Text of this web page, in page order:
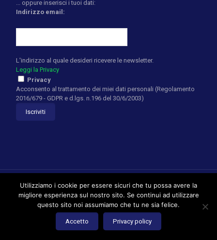
... oppure inserisci i tuoi dati:
Indirizzo email:
L'indirizzo al quale desideri ricevere le newsletter.
Leggi la Privacy
Privacy
Acconsento al trattamento dei miei dati personali (Regolamento
2016/679 - GDPR e d.lgs. n.196 del 30/6/2003)
William Rosen Golf Academy - Powered byENRYWEB Web
Agency
Utilizziamo i cookie per essere sicuri che tu possa avere la
migliore esperienza sul nostro sito. Se continui ad utilizzare
questo sito noi assumiamo che tu ne sia felice.
Accetto Privacy policy